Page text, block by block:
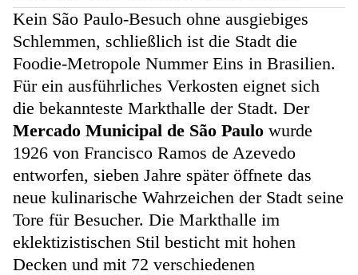
Kein São Paulo-Besuch ohne ausgiebiges
Schlemmen, schließlich ist die Stadt die
Foodie-Metropole Nummer Eins in Brasilien.
Für ein ausführliches Verkosten eignet sich
die bekannteste Markthalle der Stadt. Der
Mercado Municipal de São Paulo wurde
1926 von Francisco Ramos de Azevedo
entworfen, sieben Jahre später öffnete das
neue kulinarische Wahrzeichen der Stadt seine
Tore für Besucher. Die Markthalle im
eklektizistischen Stil besticht mit hohen
Decken und mit 72 verschiedenen